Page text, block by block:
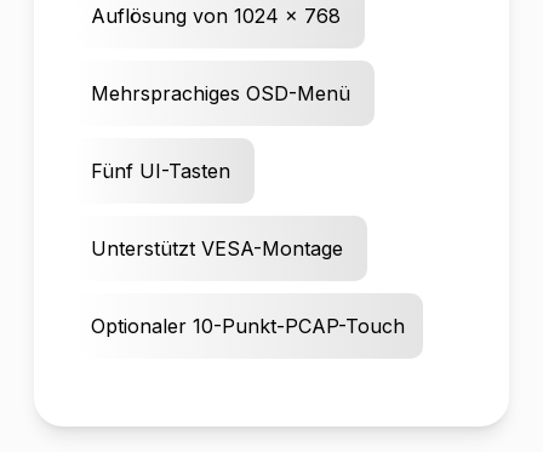
Auflösung von 1024 x 768
Mehrsprachiges OSD-Menü
Fünf UI-Tasten
Unterstützt VESA-Montage
Optionaler 10-Punkt-PCAP-Touch